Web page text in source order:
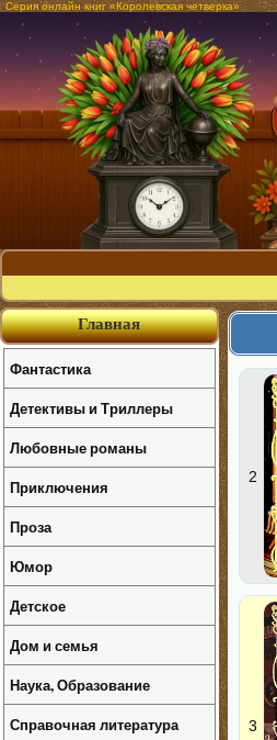
Серия онлайн книг «Королевская четверка»
2
3
Главная
Фантастика
Детективы и Триллеры
Любовные романы
Приключения
Проза
Юмор
Детское
Дом и семья
Наука, Образование
Справочная литература